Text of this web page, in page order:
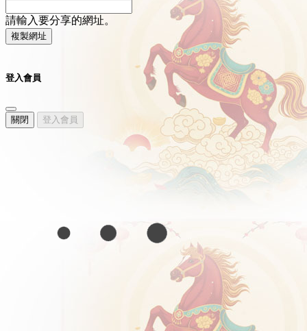
請輸入要分享的網址。
複製網址
登入會員
關閉 登入會員